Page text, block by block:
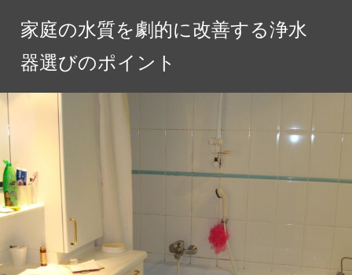
ツ
へ
ス
キ
ッ
プ
家庭の水質を劇的に改善する浄水
器選びのポイント